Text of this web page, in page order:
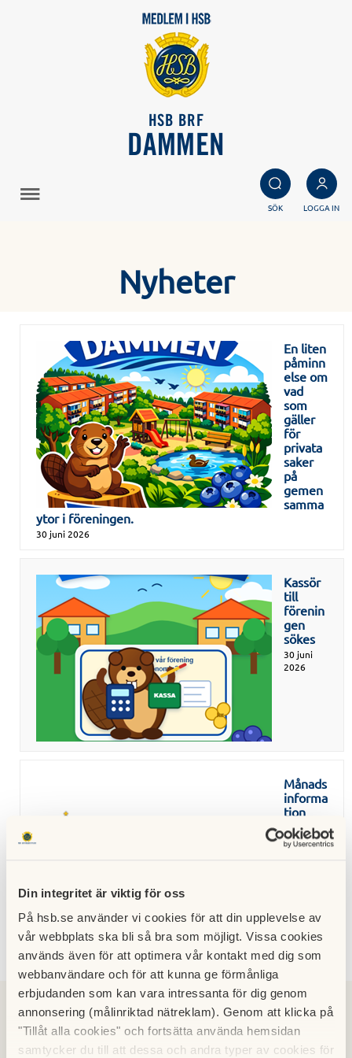
Din integritet är viktig för oss
På hsb.se använder vi cookies för att din upplevelse av
vår webbplats ska bli så bra som möjligt. Vissa cookies
används även för att optimera vår kontakt med dig som
webbanvändare och för att kunna ge förmånliga
erbjudanden som kan vara intressanta för dig genom
annonsering (målinriktad nätreklam). Genom att klicka på
"Tillåt alla cookies" och fortsätta använda hemsidan
samtycker du till att dessa och andra typer av cookies för
HSB BRF
DAMMEN
SÖK LOGGA IN
Nyheter
En liten
påminn
else om
vad
som
gäller
för
privata
saker
på
gemen
samma
ytor i föreningen.
30 juni 2026
Kassör
till
förenin
gen
sökes
30 juni
2026
Månads
informa
tion
från
Polisen
2026 2025 2024 2023 2022 2021 2020 2019
2018 2017 2016 2015 2014 2013 2012